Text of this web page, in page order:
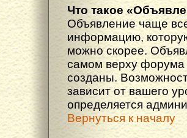
Что такое
Объявление чаще
информацию,
можно скорее.
самом верху форума
созданы.
зависит от вашего
определяется
Вернуться к началу